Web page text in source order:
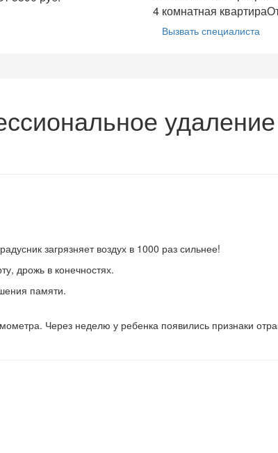
4 комнатная квартира
Вызвать специалиста
удаление
загрязняет воздух в 1000 раз сильнее!
дрожь в конечностях.
памяти.
Через неделю у ребенка появились признаки